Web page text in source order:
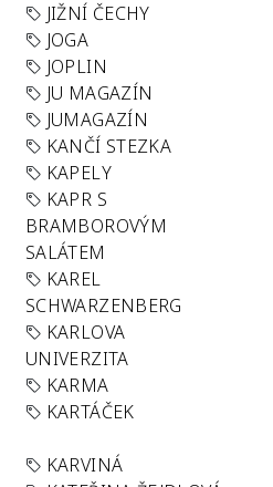
JIŽNÍ ČECHY
JOGA
JOPLIN
JU MAGAZÍN
JUMAGAZÍN
KANČÍ STEZKA
KAPELY
KAPR S
BRAMBOROVÝM
SALÁTEM
KAREL
SCHWARZENBERG
KARLOVA
UNIVERZITA
KARMA
KARTÁČEK
KARVINÁ